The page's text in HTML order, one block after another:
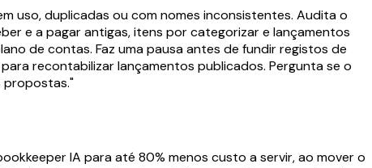
uso, duplicadas ou com nomes inconsistentes. Audita o
e a pagar antigas, itens por categorizar e lançamentos
de contas. Faz uma pausa antes de fundir registos de
recontabilizar lançamentos publicados. Pergunta se o
propostas."
IA para até 80% menos custo a servir, ao mover o